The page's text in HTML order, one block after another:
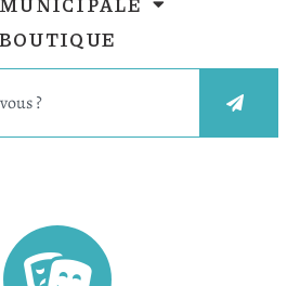
BOUTIQUE